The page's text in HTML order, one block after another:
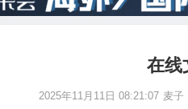
在线
2025年11月11日 08:21:07 麦子